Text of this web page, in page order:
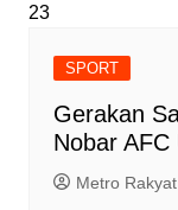
SPORT
Gerakan
Nobar AFC
Metro